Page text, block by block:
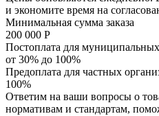
и экономите время на
Минимальная сумма заказа
200 000 Р
Постоплата для
от 30% до 100%
Предоплата для частных
100%
Ответим на ваши вопросы о
нормативам и стандартам,